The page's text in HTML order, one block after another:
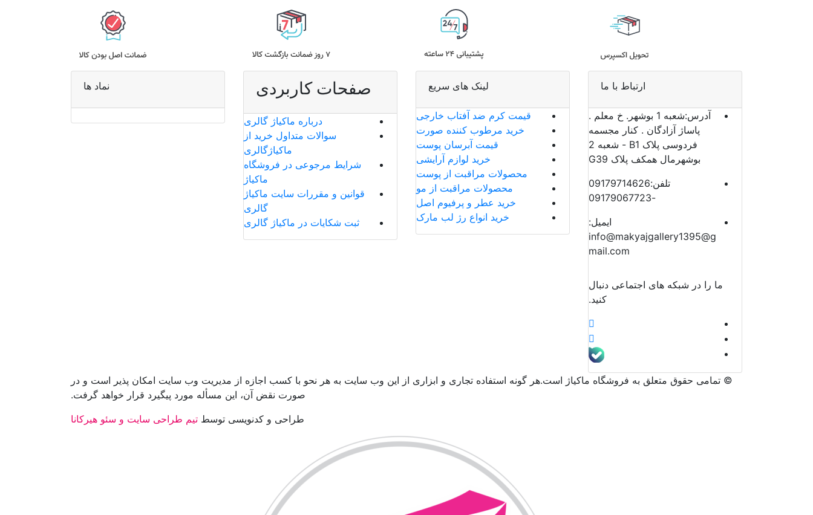
ارتباط با ما
آدرس:
شعبه 1 بوشهر. خ معلم .
پاساژ آزادگان . کنار مجسمه
فردوسی پلاک B1 - شعبه 2
بوشهرمال همکف پلاک G39
تلفن:09179714626
-09179067723
ایمیل:
info@makyajgallery1395@g
mail.com
ما را در شبکه های اجتماعی دنبال
کنید.
لینک های سریع
قیمت کرم ضد آفتاب خارجی
خرید مرطوب کننده صورت
قیمت آبرسان پوست
خرید لوازم آرایشی
محصولات مراقبت از پوست
محصولات مراقبت از مو
خرید عطر و پرفیوم اصل
خرید انواع رژ لب مارک
صفحات کاربردی
درباره ماکیاژ گالری
سوالات متداول خرید از
ماکیاژگالری
شرایط مرجوعی در فروشگاه
ماکیاژ
قوانین و مقررات سایت ماکیاژ
گالری
ثبت شکایات در ماکیاژ گالری
نماد ها
©️ تمامی حقوق متعلق به فروشگاه ماکیاژ است.هر گونه استفاده تجاری و ابزاری از این وب سایت به هر نحو با کسب اجازه از مدیریت وب سایت امکان پذیر است و در
صورت نقض آن، این مسأله مورد پیگیرد قرار خواهد گرفت.
طراحی و کدنویسی توسط تیم طراحی سایت و سئو هیرکانا